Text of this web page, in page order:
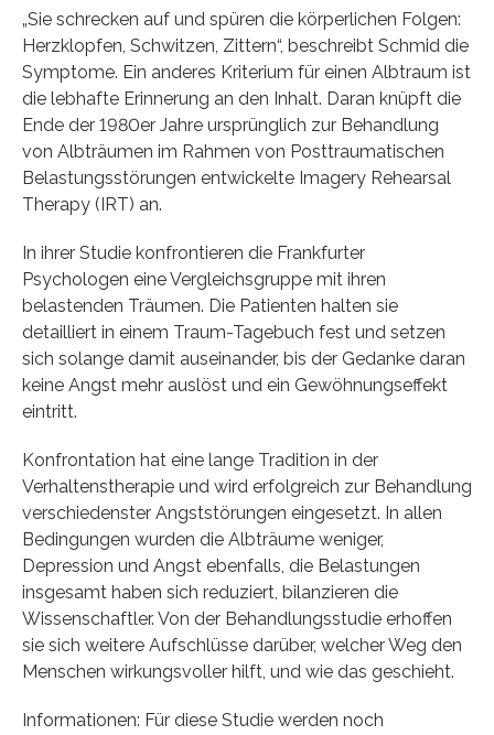
„Sie schrecken auf und spüren die körperlichen Folgen:
Herzklopfen, Schwitzen, Zittern“, beschreibt Schmid die
Symptome. Ein anderes Kriterium für einen Albtraum ist
die lebhafte Erinnerung an den Inhalt. Daran knüpft die
Ende der 1980er Jahre ursprünglich zur Behandlung
von Albträumen im Rahmen von Posttraumatischen
Belastungsstörungen entwickelte Imagery Rehearsal
Therapy (IRT) an.
In ihrer Studie konfrontieren die Frankfurter
Psychologen eine Vergleichsgruppe mit ihren
belastenden Träumen. Die Patienten halten sie
detailliert in einem Traum-Tagebuch fest und setzen
sich solange damit auseinander, bis der Gedanke daran
keine Angst mehr auslöst und ein Gewöhnungseffekt
eintritt.
Konfrontation hat eine lange Tradition in der
Verhaltenstherapie und wird erfolgreich zur Behandlung
verschiedenster Angststörungen eingesetzt. In allen
Bedingungen wurden die Albträume weniger,
Depression und Angst ebenfalls, die Belastungen
insgesamt haben sich reduziert, bilanzieren die
Wissenschaftler. Von der Behandlungsstudie erhoffen
sie sich weitere Aufschlüsse darüber, welcher Weg den
Menschen wirkungsvoller hilft, und wie das geschieht.
Informationen: Für diese Studie werden noch